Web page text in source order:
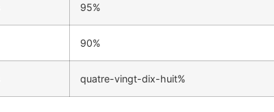
95%
90%
quatre-vingt-dix-huit%